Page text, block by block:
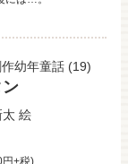
幼年童話(19)
絵
+税)